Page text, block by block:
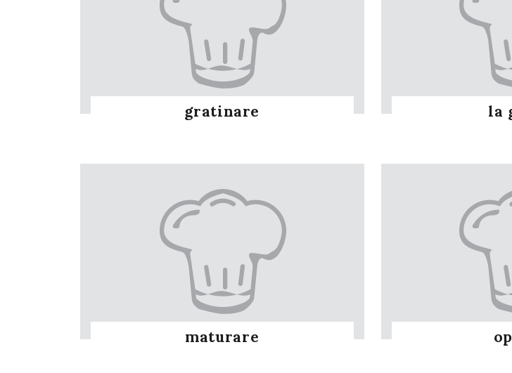
gratinare la
maturare